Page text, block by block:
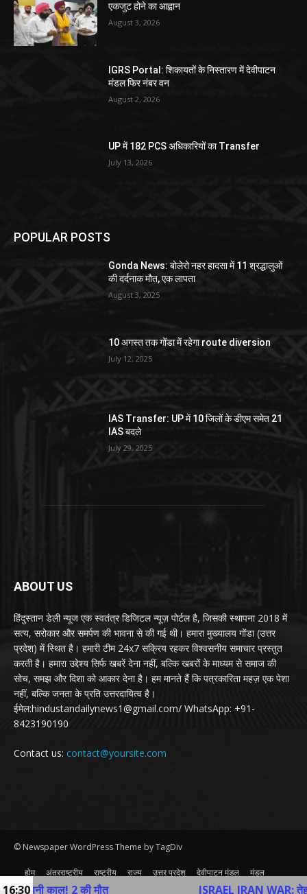
एकजुट होने का आह्वान
August 3, 2026
IGRS Portal: शिकायतों के निस्तारण में देवीपाटन
मंडल फिर नंबर वन
August 2, 2026
UP में 182 PCS अधिकारियों का Transfer
July 13, 2026
POPULAR POSTS
Gonda News: बोलेरो नहर हादसा में 11 श्रद्धालुओं
की दर्दनाक मौत, एक लापता
August 3, 2025
10 अगस्त तक गोंडा में रहेगा route diversion
July 12, 2025
IAS Transfer: UP में 10 जिलों के डीएम समेत 21
IAS बदले
July 29, 2025
ABOUT US
हिंदुस्तान डेली न्यूज एक स्वतंत्र डिजिटल न्यूज़ पोर्टल है, जिसकी स्थापना 2018 में
सत्य, सरोकार और समर्पण की भावना से की गई थी। हमारा मुख्यालय गोंडा (उत्तर
प्रदेश) में स्थित है। हमारी टीम 24x7 सक्रिय रहकर विश्वसनीय समाचार प्रस्तुत
करती है। हमारा उद्देश्य सिर्फ खबरें देना नहीं, बल्कि खबरों के माध्यम से समाज की
सोच, समझ और दिशा को आकार देना है। हम मानते हैं कि पत्रकारिता महज़ एक पेशा
नहीं, बल्कि जनता के प्रति उत्तरदायित्व है।
ईमेल:hindustandailynews1@gmail.com/ WhatsApp: +91-
8423190190
Contact us: contact@yoursite.com
© Newspaper WordPress Theme by TagDiv
होम अंतरराष्ट्रीय राष्ट्रीय राज्य उत्तर प्रदेश देवीपाटन मंडल
मंडल
व्यापार
खेल अन्य Contact Us
2 की मौत ISRAEL IRAN WAR: तेहरान में
16:30